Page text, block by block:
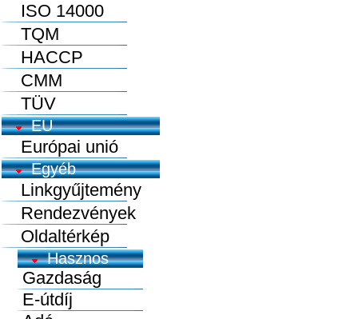
ISO 14000
TQM
HACCP
CMM
TÜV
EU
Európai unió
Egyéb
Linkgyűjtemény
Rendezvények
Oldaltérkép